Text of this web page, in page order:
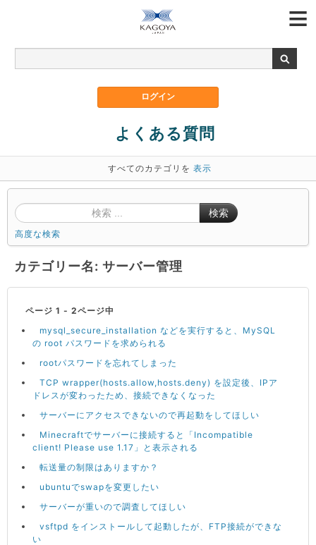
よくある質問
すべてのカテゴリを 表示
検索
高度な検索
カテゴリー名: サーバー管理
ページ 1 - 2ページ中
mysql_secure_installation などを実行すると、MySQL
の root パスワードを求められる
rootパスワードを忘れてしまった
TCP wrapper(hosts.allow,hosts.deny) を設定後、IPア
ドレスが変わったため、接続できなくなった
サーバーにアクセスできないので再起動をしてほしい
Minecraftでサーバーに接続すると「Incompatible
client! Please use 1.17」と表示される
転送量の制限はありますか？
ubuntuでswapを変更したい
サーバーが重いので調査してほしい
vsftpd をインストールして起動したが、FTP接続ができな
い